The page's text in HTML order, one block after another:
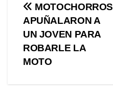
Navegación
de
entradas
MOTOCHORROS
APUÑALARON A
UN JOVEN PARA
ROBARLE LA
MOTO